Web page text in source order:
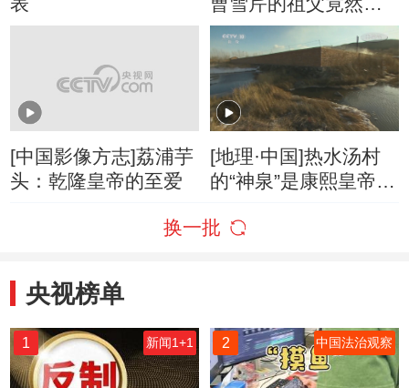
是康熙皇帝的“密探”？
[中国影像方志]荔浦芋
头：乾隆皇帝的至爱
[地理·中国]热水汤村
的“神泉”是康熙皇帝所
换一批
央视榜单
1 新闻1+1 2 中国法治观察